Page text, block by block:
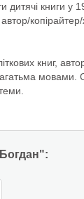
дитячі книги у
книг,
мовами.